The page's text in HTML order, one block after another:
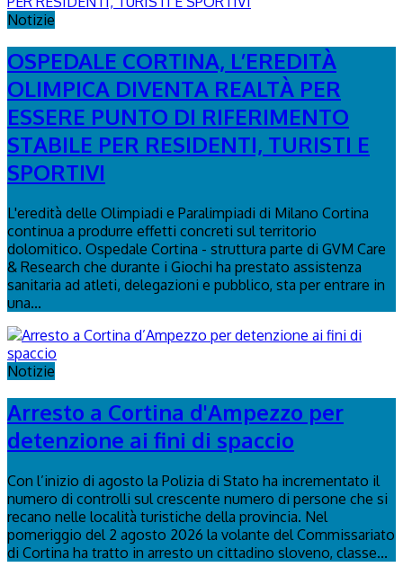
Notizie
OSPEDALE CORTINA, L’EREDITÀ
OLIMPICA DIVENTA REALTÀ PER
ESSERE PUNTO DI RIFERIMENTO
STABILE PER RESIDENTI, TURISTI E
SPORTIVI
L'eredità delle Olimpiadi e Paralimpiadi di Milano Cortina
continua a produrre effetti concreti sul territorio
dolomitico. Ospedale Cortina - struttura parte di GVM Care
& Research che durante i Giochi ha prestato assistenza
sanitaria ad atleti, delegazioni e pubblico, sta per entrare in
una...
Notizie
Arresto a Cortina d'Ampezzo per
detenzione ai fini di spaccio
Con l’inizio di agosto la Polizia di Stato ha incrementato il
numero di controlli sul crescente numero di persone che si
recano nelle località turistiche della provincia. Nel
pomeriggio del 2 agosto 2026 la volante del Commissariato
di Cortina ha tratto in arresto un cittadino sloveno, classe...